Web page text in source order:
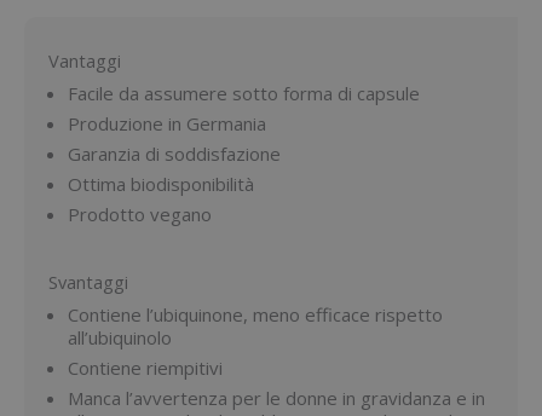
Vantaggi
Facile da assumere sotto forma di capsule
Produzione in Germania
Garanzia di soddisfazione
Ottima biodisponibilità
Prodotto vegano
Svantaggi
Contiene l’ubiquinone, meno efficace rispetto
all’ubiquinolo
Contiene riempitivi
Manca l’avvertenza per le donne in gravidanza e in